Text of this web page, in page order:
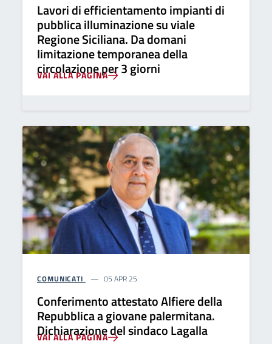
Lavori di efficientamento impianti di
pubblica illuminazione su viale
Regione Siciliana. Da domani
limitazione temporanea della
circolazione per 3 giorni
VAI ALLA PAGINA
COMUNICATI 05 APR 25
Conferimento attestato Alfiere della
Repubblica a giovane palermitana.
Dichiarazione del sindaco Lagalla
VAI ALLA PAGINA